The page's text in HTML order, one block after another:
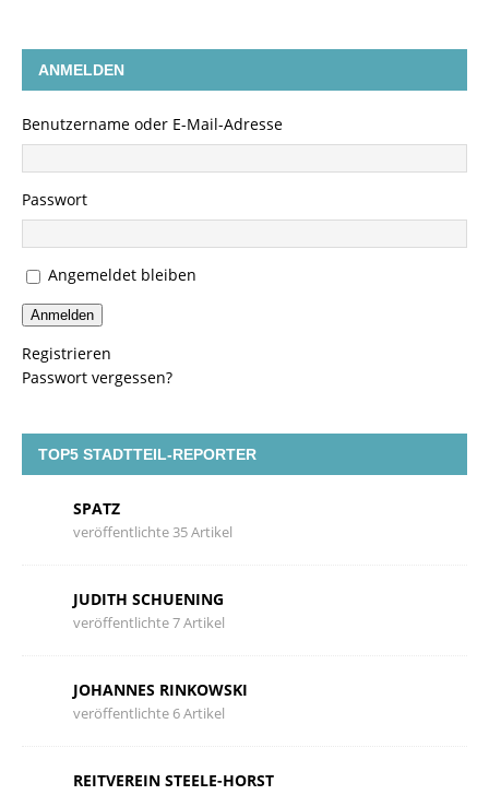
ANMELDEN
Benutzername oder E-Mail-Adresse
Passwort
Angemeldet bleiben
Anmelden
Registrieren
Passwort vergessen?
TOP5 STADTTEIL-REPORTER
SPATZ
veröffentlichte 35 Artikel
JUDITH SCHUENING
veröffentlichte 7 Artikel
JOHANNES RINKOWSKI
veröffentlichte 6 Artikel
REITVEREIN STEELE-HORST